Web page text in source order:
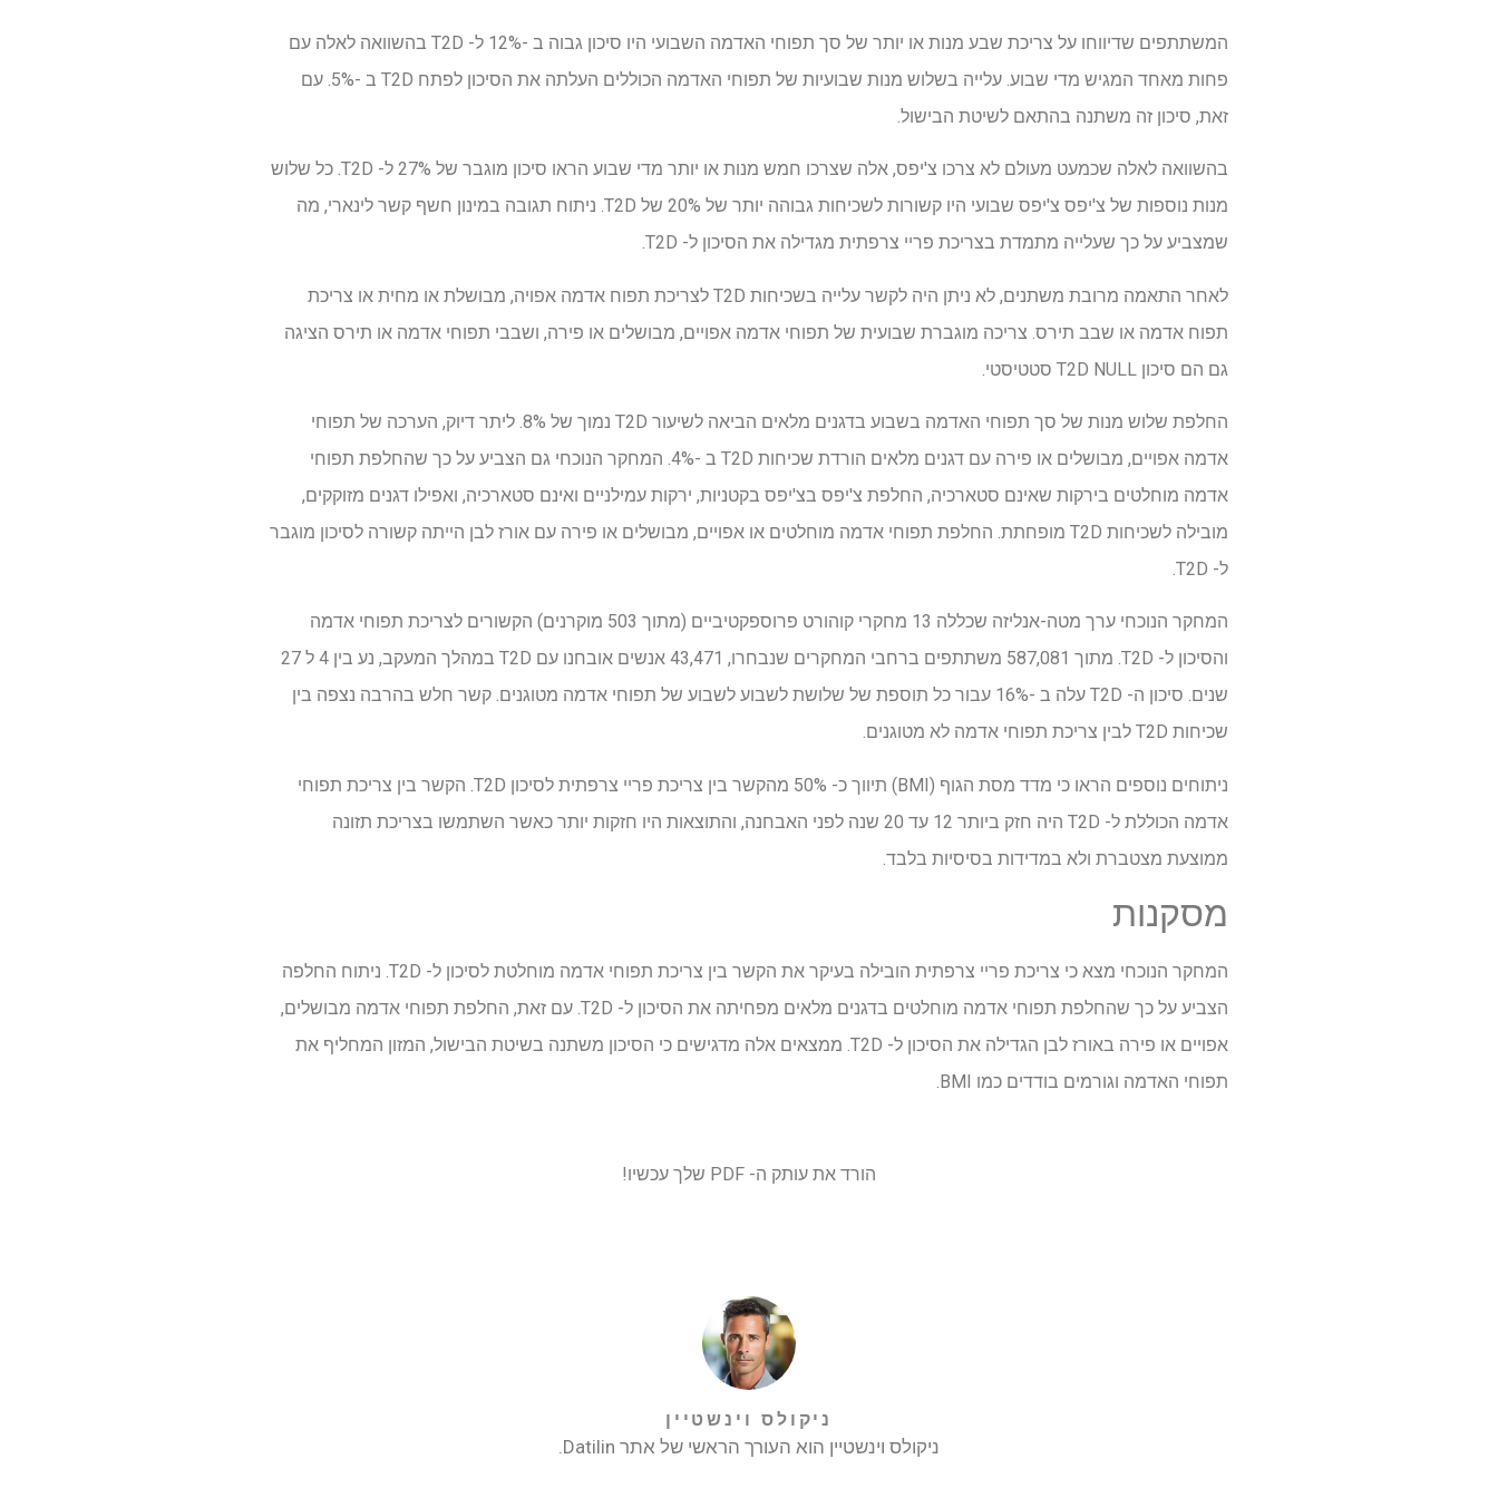
המשתתפים שדיווחו על צריכת שבע מנות או יותר של סך תפוחי האדמה השבועי היו סיכון גבוה ב -12% ל- T2D בהשוואה לאלה עם
פחות מאחד המגיש מדי שבוע. עלייה בשלוש מנות שבועיות של תפוחי האדמה הכוללים העלתה את הסיכון לפתח T2D ב -5%. עם
זאת, סיכון זה משתנה בהתאם לשיטת הבישול.
בהשוואה לאלה שכמעט מעולם לא צרכו צ'יפס, אלה שצרכו חמש מנות או יותר מדי שבוע הראו סיכון מוגבר של 27% ל- T2D. כל שלוש
מנות נוספות של צ'יפס צ'יפס שבועי היו קשורות לשכיחות גבוהה יותר של 20% של T2D. ניתוח תגובה במינון חשף קשר לינארי, מה
שמצביע על כך שעלייה מתמדת בצריכת פריי צרפתית מגדילה את הסיכון ל- T2D.
לאחר התאמה מרובת משתנים, לא ניתן היה לקשר עלייה בשכיחות T2D לצריכת תפוח אדמה אפויה, מבושלת או מחית או צריכת
תפוח אדמה או שבב תירס. צריכה מוגברת שבועית של תפוחי אדמה אפויים, מבושלים או פירה, ושבבי תפוחי אדמה או תירס הציגה
גם הם סיכון T2D NULL סטטיסטי.
החלפת שלוש מנות של סך תפוחי האדמה בשבוע בדגנים מלאים הביאה לשיעור T2D נמוך של 8%. ליתר דיוק, הערכה של תפוחי
אדמה אפויים, מבושלים או פירה עם דגנים מלאים הורדת שכיחות T2D ב -4%. המחקר הנוכחי גם הצביע על כך שהחלפת תפוחי
אדמה מוחלטים בירקות שאינם סטארכיה, החלפת צ'יפס בצ'יפס בקטניות, ירקות עמילניים ואינם סטארכיה, ואפילו דגנים מזוקקים,
מובילה לשכיחות T2D מופחתת. החלפת תפוחי אדמה מוחלטים או אפויים, מבושלים או פירה עם אורז לבן הייתה קשורה לסיכון מוגבר
ל- T2D.
המחקר הנוכחי ערך מטה-אנליזה שכללה 13 מחקרי קוהורט פרוספקטיביים (מתוך 503 מוקרנים) הקשורים לצריכת תפוחי אדמה
והסיכון ל- T2D. מתוך 587,081 משתתפים ברחבי המחקרים שנבחרו, 43,471 אנשים אובחנו עם T2D במהלך המעקב, נע בין 4 ל 27
שנים. סיכון ה- T2D עלה ב -16% עבור כל תוספת של שלושת לשבוע לשבוע של תפוחי אדמה מטוגנים. קשר חלש בהרבה נצפה בין
שכיחות T2D לבין צריכת תפוחי אדמה לא מטוגנים.
ניתוחים נוספים הראו כי מדד מסת הגוף (BMI) תיווך כ- 50% מהקשר בין צריכת פריי צרפתית לסיכון T2D. הקשר בין צריכת תפוחי
אדמה הכוללת ל- T2D היה חזק ביותר 12 עד 20 שנה לפני האבחנה, והתוצאות היו חזקות יותר כאשר השתמשו בצריכת תזונה
ממוצעת מצטברת ולא במדידות בסיסיות בלבד.
מסקנות
המחקר הנוכחי מצא כי צריכת פריי צרפתית הובילה בעיקר את הקשר בין צריכת תפוחי אדמה מוחלטת לסיכון ל- T2D. ניתוח החלפה
הצביע על כך שהחלפת תפוחי אדמה מוחלטים בדגנים מלאים מפחיתה את הסיכון ל- T2D. עם זאת, החלפת תפוחי אדמה מבושלים,
אפויים או פירה באורז לבן הגדילה את הסיכון ל- T2D. ממצאים אלה מדגישים כי הסיכון משתנה בשיטת הבישול, המזון המחליף את
תפוחי האדמה וגורמים בודדים כמו BMI.
הורד את עותק ה- PDF שלך עכשיו!
ניקולס וינשטיין
ניקולס וינשטיין הוא העורך הראשי של אתר Datilin.